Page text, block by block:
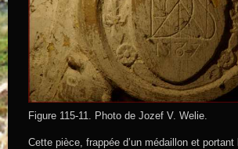
Figure 115-11. Photo de Jozef V. Welie.
Cette pièce, frappée d’un médaillon et portant